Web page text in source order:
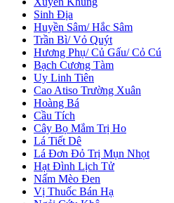
Sinh Địa
Huyền Sâm/ Hắc Sâm
Trần Bì/ Vỏ Quýt
Hương Phụ/ Củ Gấu/ Cỏ Cú
Bạch Cương Tàm
Uy Linh Tiên
Cao Atiso Trường Xuân
Hoàng Bá
Cầu Tích
Cây Bọ Mắm Trị Ho
Lá Tiết Dê
Lá Đơn Đỏ Trị Mụn Nhọt
Hạt Đình Lịch Tử
Nấm Mèo Đen
Vị Thuốc Bán Hạ